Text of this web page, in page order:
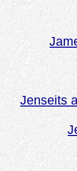
Jenseits